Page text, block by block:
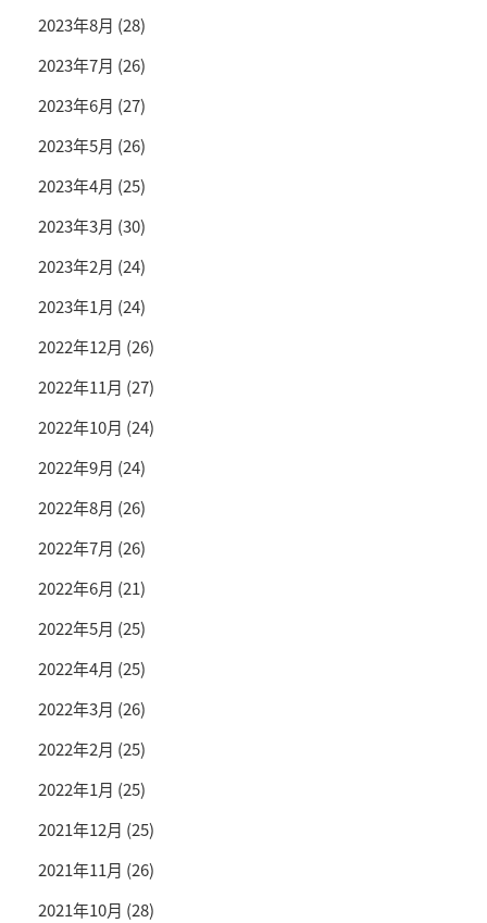
2023年8月 (28)
2023年7月 (26)
2023年6月 (27)
2023年5月 (26)
2023年4月 (25)
2023年3月 (30)
2023年2月 (24)
2023年1月 (24)
2022年12月 (26)
2022年11月 (27)
2022年10月 (24)
2022年9月 (24)
2022年8月 (26)
2022年7月 (26)
2022年6月 (21)
2022年5月 (25)
2022年4月 (25)
2022年3月 (26)
2022年2月 (25)
2022年1月 (25)
2021年12月 (25)
2021年11月 (26)
2021年10月 (28)